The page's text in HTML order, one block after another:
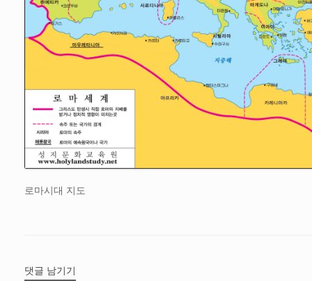
로마시대 지도
댓글 남기기